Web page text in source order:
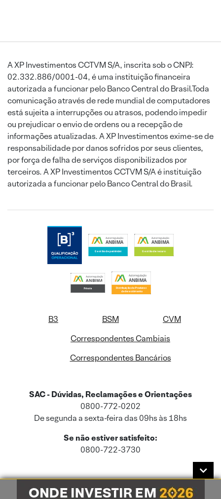
A XP Investimentos CCTVM S/A, inscrita sob o CNPJ:
02.332.886/0001-04, é uma instituição financeira
autorizada a funcionar pelo Banco Central do Brasil.Toda
comunicação através de rede mundial de computadores
está sujeita a interrupções ou atrasos, podendo impedir
ou prejudicar o envio de ordens ou a recepção de
informações atualizadas. A XP Investimentos exime-se de
responsabilidade por danos sofridos por seus clientes,
por força de falha de serviços disponibilizados por
terceiros. A XP Investimentos CCTVM S/A é instituição
autorizada a funcionar pelo Banco Central do Brasil.
B3 BSM
CVM
Correspondentes Cambiais
Correspondentes Bancários
SAC - Dúvidas, Reclamações e Orientações
0800-772-0202
De segunda a sexta-feira das 09hs às 18hs
Se não estiver satisfeito:
0800-722-3730
Este site usa cookies e dados pessoais de acordo com a nossaPolítica de
Cookies
e a nossaPolítica de Privacidade.